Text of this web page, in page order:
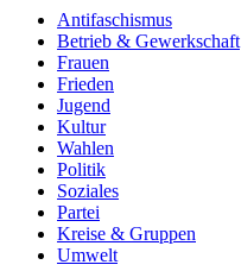
Antifaschismus
Betrieb & Gewerkschaft
Frauen
Frieden
Jugend
Kultur
Wahlen
Politik
Soziales
Partei
Kreise & Gruppen
Umwelt